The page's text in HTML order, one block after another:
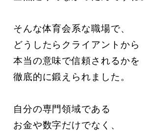
そんな体育会系な職場で、
どうしたらクライアントから
本当の意味で信頼されるかを
徹底的に鍛えられました。
自分の専門領域である
お金や数字だけでなく、